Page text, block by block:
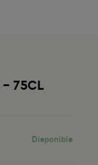
- 75CL
Disponible